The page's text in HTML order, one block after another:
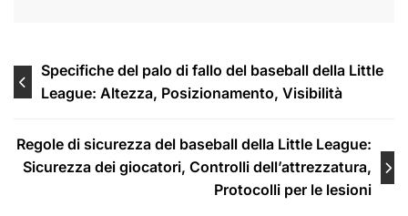
Post
navigation
Specifiche del palo di fallo del baseball della Little
League: Altezza, Posizionamento, Visibilità
Regole di sicurezza del baseball della Little League:
Sicurezza dei giocatori, Controlli dell’attrezzatura,
Protocolli per le lesioni